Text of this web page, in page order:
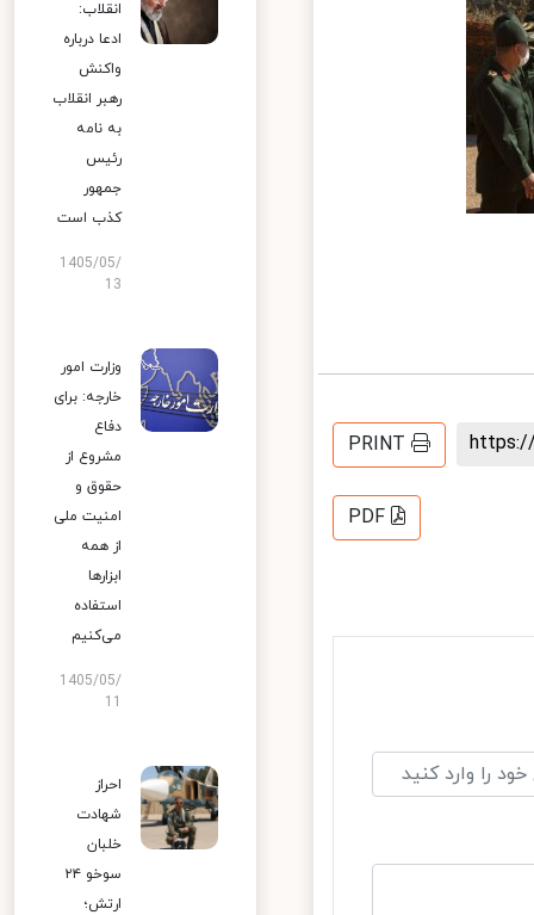
PRINT
PDF
انقلاب:
ادعا درباره
واکنش
رهبر انقلاب
به نامه
رئیس
جمهور
کذب است
1405/05/
13
وزارت امور
خارجه: برای
دفاع
مشروع از
حقوق و
امنیت ملی
از همه
ابزارها
استفاده
می‌کنیم
1405/05/
احراز
شهادت
خلبان
سوخو ۲۴
ارتش؛